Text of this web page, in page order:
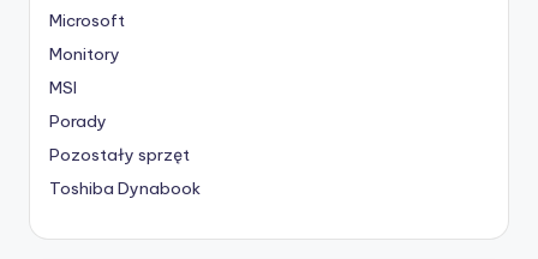
Microsoft
Monitory
MSI
Porady
Pozostały sprzęt
Toshiba Dynabook